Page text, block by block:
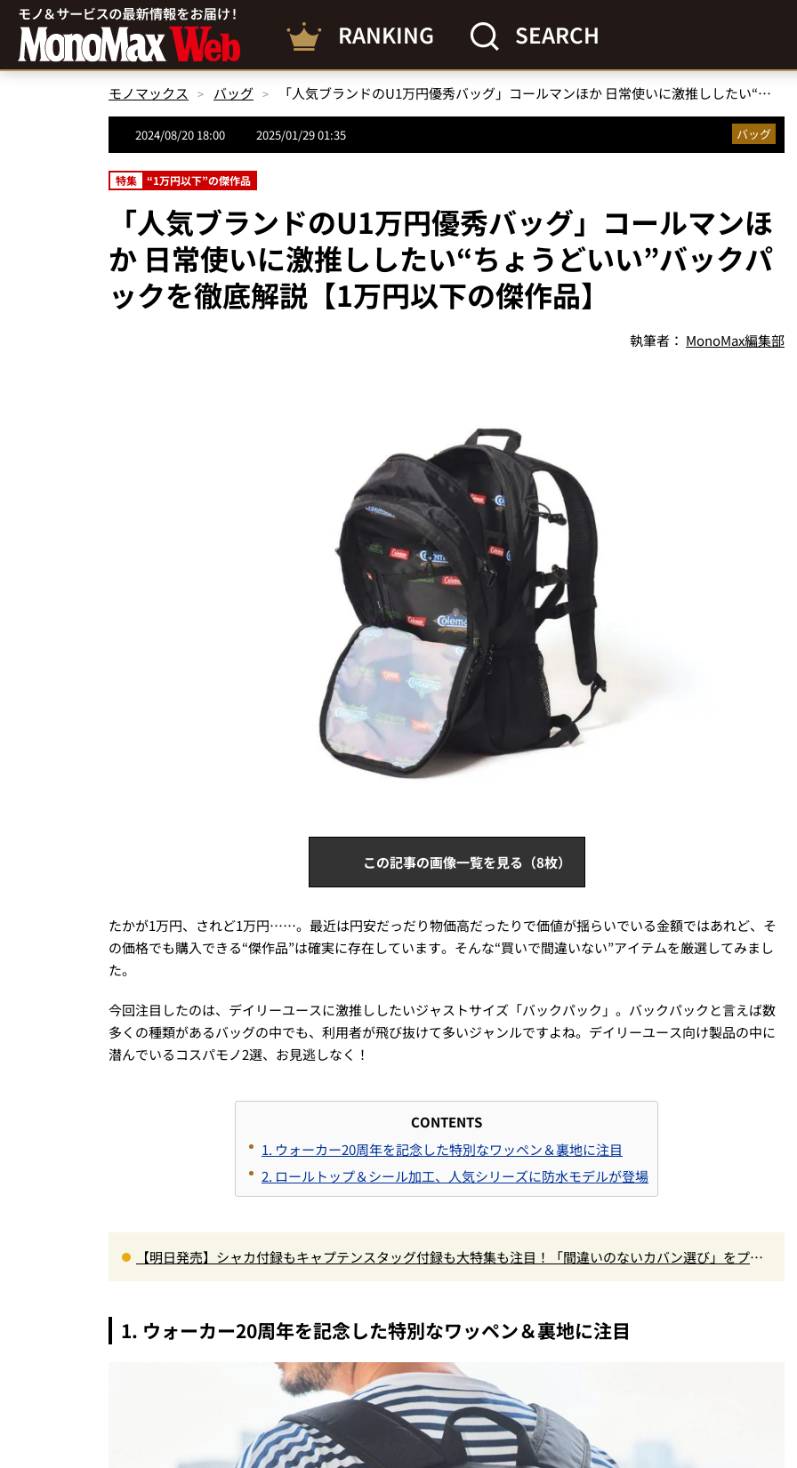
RANKING SEARCH
モノマックス バッグ 「人気ブランドのU1万円優秀バッグ」コールマンほか 日常使いに激推ししたい“ちょうどいい”バックパックを徹底解説【1万円以下の傑作品】
2024/08/20 18:00 2025/01/29 01:35 バッグ
特集 “1万円以下”の傑作品
「人気ブランドのU1万円優秀バッグ」コールマンほ
か 日常使いに激推ししたい“ちょうどいい”バックパ
ックを徹底解説【1万円以下の傑作品】
執筆者： MonoMax編集部
この記事の画像一覧を見る（8枚）
たかが1万円、されど1万円……。最近は円安だっだり物価高だったりで価値が揺らいでいる金額ではあれど、そ
の価格でも購入できる“傑作品”は確実に存在しています。そんな“買いで間違いない”アイテムを厳選してみまし
た。
今回注目したのは、デイリーユースに激推ししたいジャストサイズ「バックパック」。バックパックと言えば数
多くの種類があるバッグの中でも、利用者が飛び抜けて多いジャンルですよね。デイリーユース向け製品の中に
潜んでいるコスパモノ2選、お見逃しなく！
CONTENTS
1. ウォーカー20周年を記念した特別なワッペン＆裏地に注目
2. ロールトップ＆シール加工、人気シリーズに防水モデルが登場
【明日発売】シャカ付録もキャプテンスタッグ付録も大特集も注目！「間違いのないカバン選び」をプロ
1. ウォーカー20周年を記念した特別なワッペン＆裏地に注目